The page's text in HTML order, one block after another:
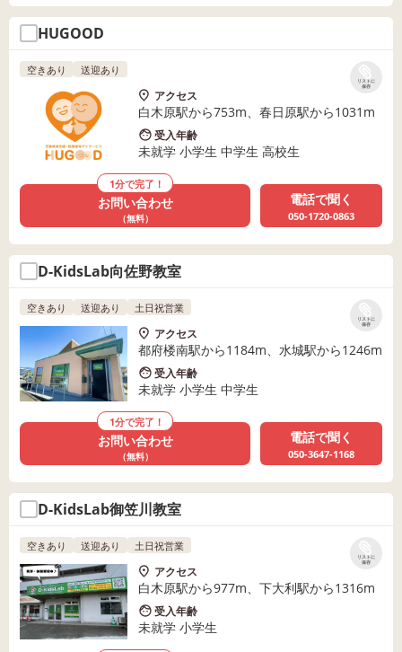
HUGOOD
リストに
保存
空きあり 送迎あり
アクセス
白木原駅から753m、春日原駅から1031m
受入年齢
未就学 小学生 中学生 高校生
1分で完了！
お問い合わせ
（無料）
電話で聞く
050-1720-0863
D-KidsLab向佐野教室
リストに
保存
空きあり 送迎あり 土日祝営業
アクセス
都府楼南駅から1184m、水城駅から1246m
受入年齢
未就学 小学生 中学生
1分で完了！
お問い合わせ
（無料）
電話で聞く
050-3647-1168
D-KidsLab御笠川教室
リストに
保存
空きあり 送迎あり 土日祝営業
アクセス
白木原駅から977m、下大利駅から1316m
受入年齢
未就学 小学生